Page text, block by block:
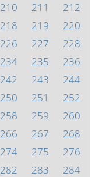
210 211
212
218 219
220
226 227
228
234 235
236
242 243
244
250 251
252
258 259
260
266 267
268
274 275
276
282 283
284